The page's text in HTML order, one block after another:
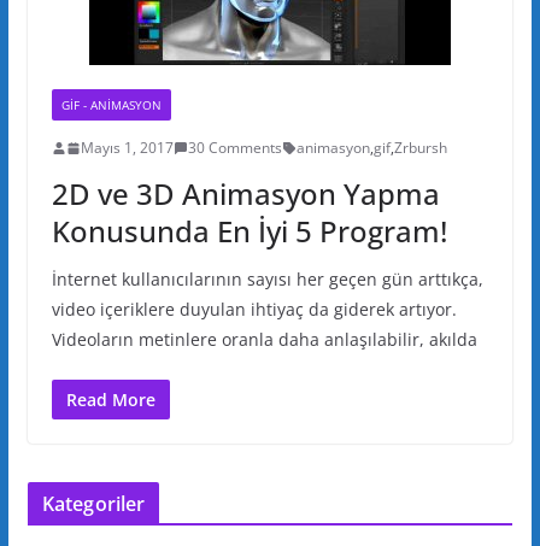
GIF - ANIMASYON
Mayıs 1, 2017 30 Comments animasyon,gif,Zrbursh
2D ve 3D Animasyon Yapma
Konusunda En İyi 5 Program!
İnternet kullanıcılarının sayısı her geçen gün arttıkça,
video içeriklere duyulan ihtiyaç da giderek artıyor.
Videoların metinlere oranla daha anlaşılabilir, akılda
Read More
Kategoriler